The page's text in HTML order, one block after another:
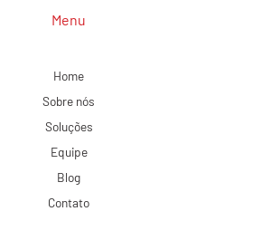
Menu
Home
Sobre nós
Soluções
Equipe
Blog
Contato